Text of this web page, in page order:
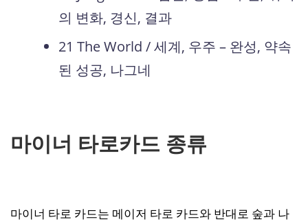
의 변화, 경신, 결과
21 The World / 세계, 우주 – 완성, 약속
된 성공, 나그네
마이너 타로카드 종류
마이너 타로 카드는 메이저 타로 카드와 반대로 숲과 나